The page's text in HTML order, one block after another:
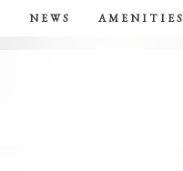
NEWS AMENITIES